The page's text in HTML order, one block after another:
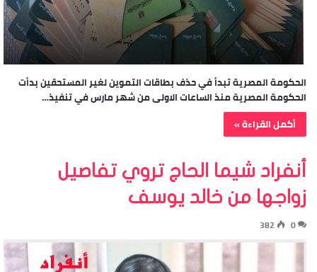
الحكومة المصرية تبدأ في حذف بطاقات التموين لغير المستحقين بدأت
الحكومة المصرية منذ الساعات الاولى من شهر مارس في تنفيذ…
أكمل القراءة »
أنفراد شيما الحاج تروي تفاصيل
زواجها من خالد يوسف
0
382